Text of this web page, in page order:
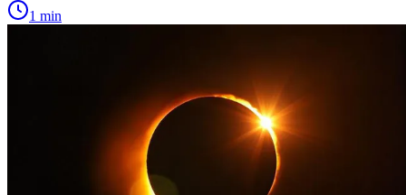
1 min